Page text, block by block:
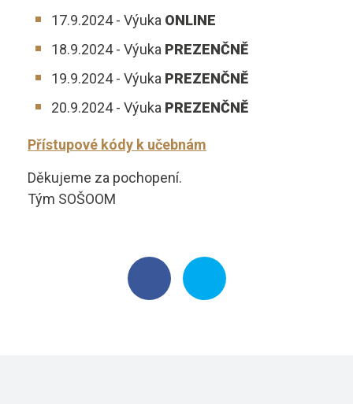
< naše další školy
Classroom
EduPage
karvina@sosoom.cz
17.9.2024 - Výuka ONLINE
18.9.2024 - Výuka PREZENČNĚ
19.9.2024 - Výuka PREZENČNĚ
20.9.2024 - Výuka PREZENČNĚ
Přístupové kódy k učebnám
Děkujeme za pochopení.
Tým SOŠOOM